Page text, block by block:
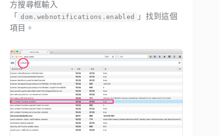
方搜尋框輸入
「
dom.webnotifications.enabled
」找到這個
項目。